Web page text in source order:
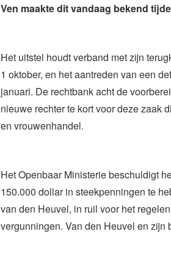
Ven maakte dit vandaag bekend
Het uitstel houdt verband met zijn
1 oktober, en het aantreden van een
januari. De rechtbank acht de
nieuwe rechter te kort voor deze zaak
en vrouwenhandel.
Het Openbaar Ministerie beschuldigt
150.000 dollar in steekpenningen te
van den Heuvel, in ruil voor het
vergunningen. Van den Heuvel en